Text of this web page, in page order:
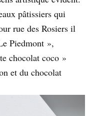
pâtissiers qui
rue des Rosiers il
Piedmont »,
chocolat coco »
et du chocolat